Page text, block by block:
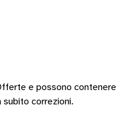
e possono contenere
correzioni.